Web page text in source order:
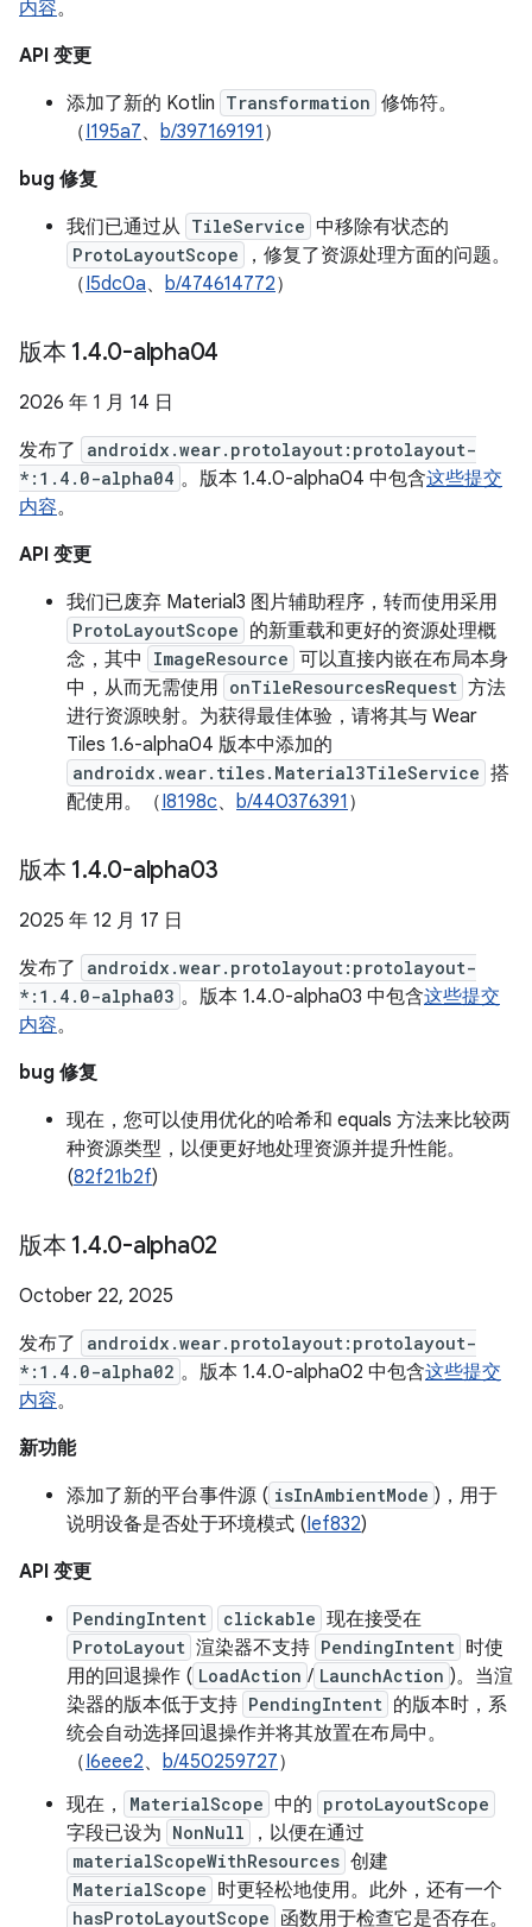
内容。
API 变更
添加了新的 Kotlin Transformation 修饰符。
（I195a7、 b/397169191 ）
bug 修复
我们已通过从 TileService 中移除有状态的
ProtoLayoutScope
，修复了资源处理方面的问题。
（I5dc0a、 b/474614772）
版本 1.4.0-alpha04
2026 年 1 月 14 日
发布了
androidx.wear.protolayout:protolayout-
*:1.4.0-alpha04 。版本 1.4.0-alpha04 中包含这些提交
内容。
API 变更
我们已废弃 Material3 图片辅助程序，转而使用采用
ProtoLayoutScope 的新重载和更好的资源处理概
念，其中
ImageResource 可以直接内嵌在布局本身
中，从而无需使用 onTileResourcesRequest 方法
进行资源映射。为获得最佳体验，请将其与 Wear
Tiles 1.6-alpha04 版本中添加的
androidx.wear.tiles.Material3TileService 搭
配使用。（I8198c、 b/440376391 ）
版本 1.4.0-alpha03
2025 年 12 月 17 日
发布了
androidx.wear.protolayout:protolayout-
*:1.4.0-alpha03 。版本 1.4.0-alpha03 中包含这些提交
内容。
bug 修复
现在，您可以使用优化的哈希和 equals 方法来比较两
种资源类型，以便更好地处理资源并提升性能。
(82f21b2f)
版本 1.4.0-alpha02
October 22, 2025
发布了
androidx.wear.protolayout:protolayout-
*:1.4.0-alpha02 。版本 1.4.0-alpha02 中包含这些提交
内容。
新功能
添加了新的平台事件源 ( isInAmbientMode )，用于
说明设备是否处于环境模式 (Ief832)
API 变更
PendingIntent clickable 现在接受在
ProtoLayout 渲染器不支持 PendingIntent 时使
用的回退操作 ( LoadAction / LaunchAction )。当渲
染器的版本低于支持 PendingIntent 的版本时，系
统会自动选择回退操作并将其放置在布局中。
（I6eee2、 b/450259727）
现在，
MaterialScope 中的 protoLayoutScope
字段已设为 NonNull ，以便在通过
materialScopeWithResources 创建
MaterialScope 时更轻松地使用。此外，还有一个
hasProtoLayoutScope 函数用于检查它是否存在。